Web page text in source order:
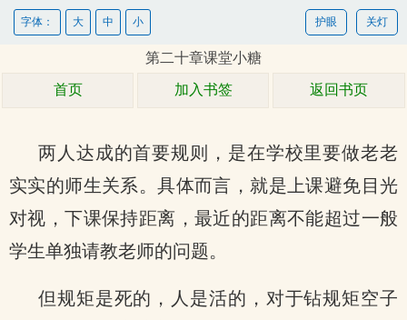
关灯
护眼
字体： 大 中 小
第二十章课堂小糖
首页 加入书签 返回书页
两人达成的首要规则，是在学校里要做老老
实实的师生关系。具体而言，就是上课避免目光
对视，下课保持距离，最近的距离不能超过一般
学生单独请教老师的问题。
但规矩是死的，人是活的，对于钻规矩空子